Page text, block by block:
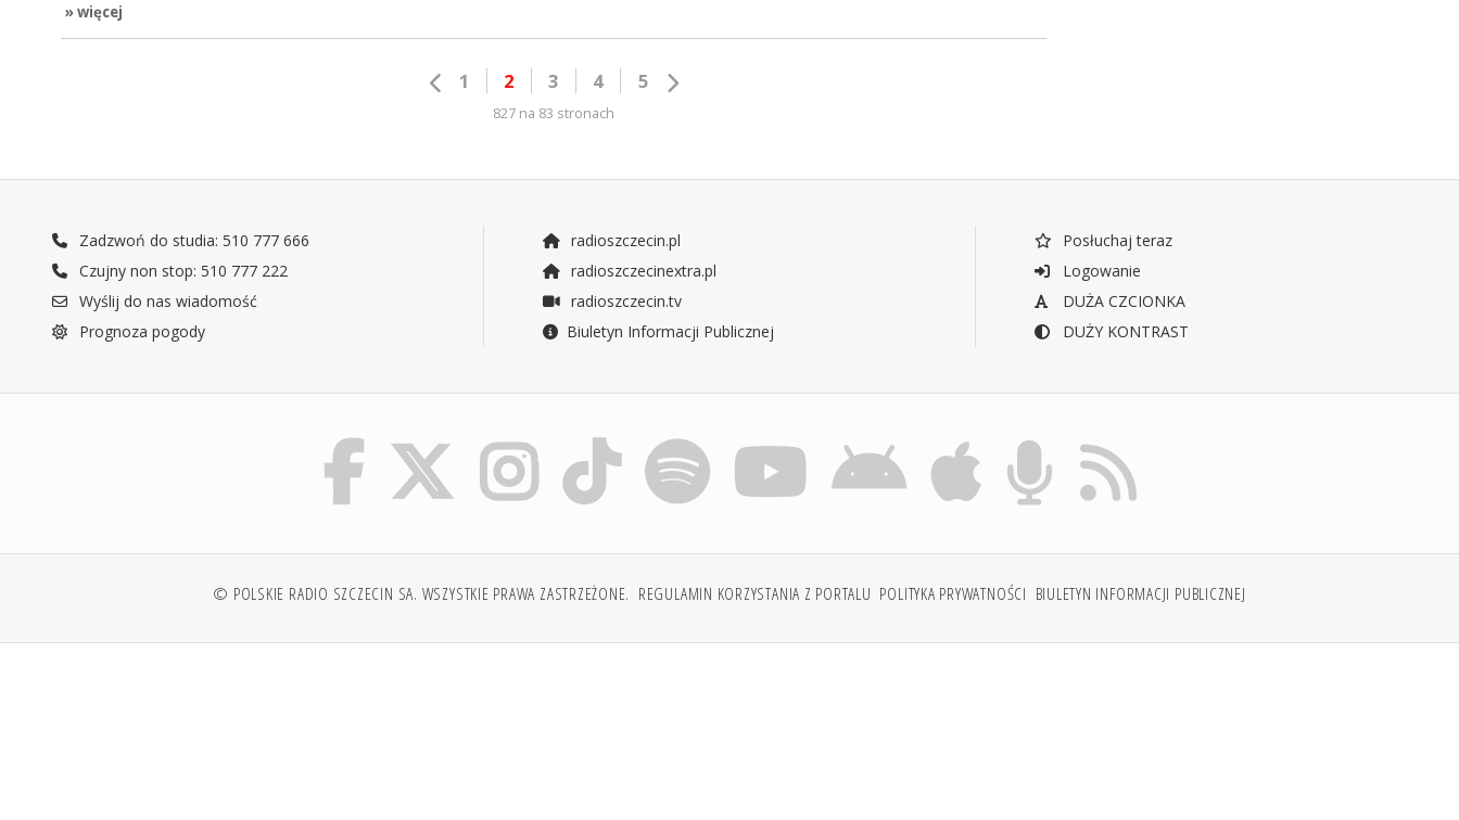
» więcej
1 2 3 4 5
827 na 83 stronach
Zadzwoń do studia: 510 777 666
Czujny non stop: 510 777 222
Wyślij do nas wiadomość
Prognoza pogody
radioszczecin.pl
radioszczecinextra.pl
radioszczecin.tv
Biuletyn Informacji Publicznej
Posłuchaj teraz
Logowanie
DUŻA CZCIONKA
DUŻY KONTRAST
© POLSKIE RADIO SZCZECIN SA. WSZYSTKIE PRAWA ZASTRZEŻONE. REGULAMIN KORZYSTANIA Z PORTALU POLITYKA PRYWATNOŚCI BIULETYN INFORMACJI PUBLICZNEJ